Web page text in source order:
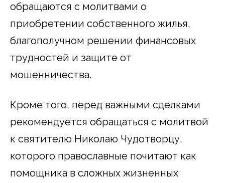
обращаются с молитвами о
приобретении собственного жилья,
благополучном решении финансовых
трудностей и защите от
мошенничества.
Кроме того, перед важными сделками
рекомендуется обращаться с молитвой
к святителю Николаю Чудотворцу,
которого православные почитают как
помощника в сложных жизненных